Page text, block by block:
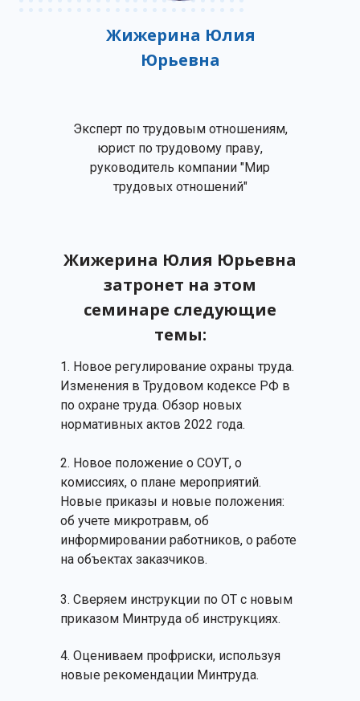
Жижерина Юлия
Юрьевна
Жижерина Юлия Юрьевна
затронет на этом
семинаре следующие
темы:
Эксперт по трудовым отношениям,
юрист по трудовому праву,
руководитель компании "Мир
трудовых отношений"
1. Новое регулирование охраны труда.
Изменения в Трудовом кодексе РФ в
по охране труда. Обзор новых
нормативных актов 2022 года.
3. Сверяем инструкции по ОТ с новым
приказом Минтруда об инструкциях.
4. Оцениваем профриски, используя
новые рекомендации Минтруда.
2. Новое положение о СОУТ, о
комиссиях, о плане мероприятий.
Новые приказы и новые положения:
об учете микротравм, об
информировании работников, о работе
на объектах заказчиков.